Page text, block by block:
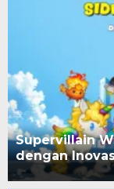
Supervillain
dengan